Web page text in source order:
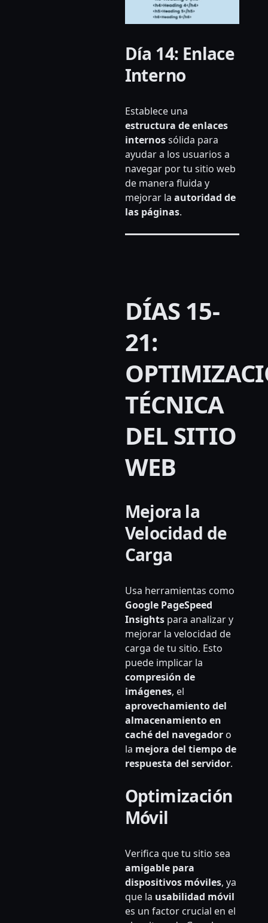
Día 14: Enlace
Interno
Establece una
estructura de enlaces
internossólida para
ayudar a los usuarios a
navegar por tu sitio web
de manera fluida y
mejorar la autoridad de
las páginas.
DÍAS 15-
21:
TÉCNICA
DEL SITIO
WEB
Mejora la
Velocidad de
Carga
Usa herramientas como
Google PageSpeed
Insightspara analizar y
mejorar la velocidad de
carga de tu sitio. Esto
puede implicar la
compresión de
imágenes, el
aprovechamiento del
almacenamiento en
caché del navegadoro
la mejora del tiempo de
respuesta del servidor.
Optimización
Móvil
Verifica que tu sitio sea
amigable para
dispositivos móviles, ya
que la usabilidad móvil
es un factor crucial en el